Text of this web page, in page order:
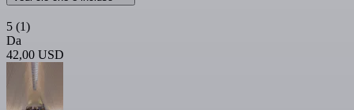
5 (1)
Da
42,00 USD